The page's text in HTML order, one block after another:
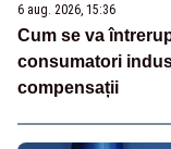
6 aug. 2026, 15:36
Cum se va
consumatori
compensații